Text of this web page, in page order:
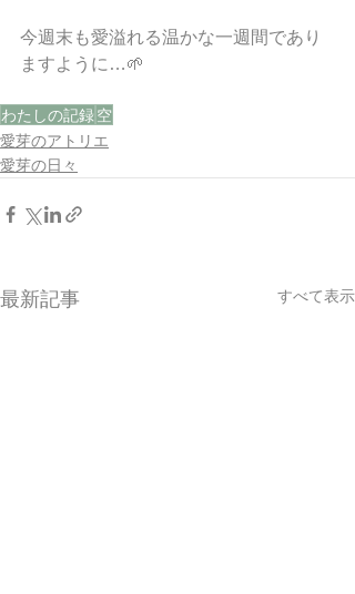
今週末も愛溢れる温かな一週間であり
ますように…🌱
わたしの記録 空
愛芽のアトリエ
愛芽の日々
最新記事 すべて表示